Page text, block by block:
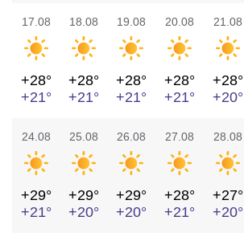
17.08
+28°
+21°
18.08
+28°
+21°
19.08
+28°
+21°
20.08
+28°
+21°
21.08
+28°
+20°
24.08
+29°
+21°
25.08
+29°
+20°
26.08
+29°
+20°
27.08
+28°
+21°
28.08
+27°
+20°